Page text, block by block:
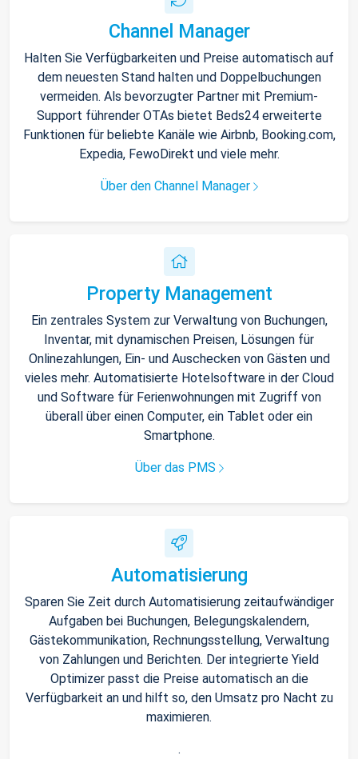
Channel Manager
Halten Sie Verfügbarkeiten und Preise automatisch auf
dem neuesten Stand halten und Doppelbuchungen
vermeiden. Als bevorzugter Partner mit Premium-
Support führender OTAs bietet Beds24 erweiterte
Funktionen für beliebte Kanäle wie Airbnb, Booking.com,
Expedia, FewoDirekt und viele mehr.
Über den Channel Manager
Property Management
Ein zentrales System zur Verwaltung von Buchungen,
Inventar, mit dynamischen Preisen, Lösungen für
Onlinezahlungen, Ein- und Auschecken von Gästen und
vieles mehr. Automatisierte Hotelsoftware in der Cloud
und Software für Ferienwohnungen mit Zugriff von
überall über einen Computer, ein Tablet oder ein
Smartphone.
Über das PMS
Automatisierung
Sparen Sie Zeit durch Automatisierung zeitaufwändiger
Aufgaben bei Buchungen, Belegungskalendern,
Gästekommunikation, Rechnungsstellung, Verwaltung
von Zahlungen und Berichten. Der integrierte Yield
Optimizer passt die Preise automatisch an die
Verfügbarkeit an und hilft so, den Umsatz pro Nacht zu
maximieren.
.